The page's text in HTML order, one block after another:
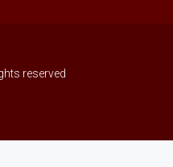
reserved